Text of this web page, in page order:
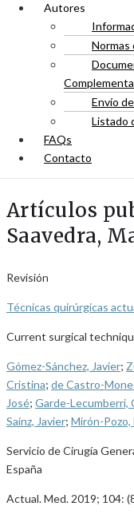
Autores
Normas
Envío
Listado
FAQs
Contacto
Artículos
Saavedra,
Revisión
Técnicas quirúrgicas
Current surgical
Gómez-Sánchez, Javier;
Cristina; de Castro-
José; Garde-Lecumberri,
Sainz, Javier; Mirón-Pozo,
Servicio de Cirugía
España
Actual. Med. 2019; 104: